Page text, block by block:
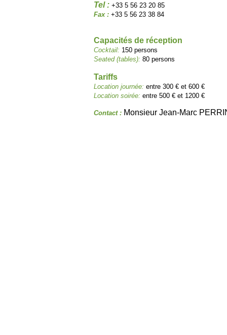
Tel : +33 5 56 23 20 85
Fax : +33 5 56 23 38 84
Capacités de réception
Cocktail: 150 persons
Seated (tables): 80 persons
Tariffs
Location journée: entre 300 € et 600 €
Location soirée: entre 500 € et 1200 €
Contact : Monsieur Jean-Marc